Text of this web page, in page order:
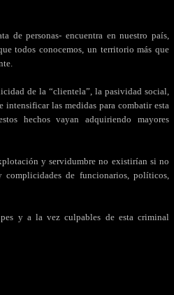
de personas- encuentra en nuestro país,
todos conocemos, un territorio más que
de la “clientela”, la pasividad social,
las medidas para combatir esta
hechos vayan adquiriendo mayores
y servidumbre no existirían si no
de funcionarios, políticos,
y a la vez culpables de esta criminal